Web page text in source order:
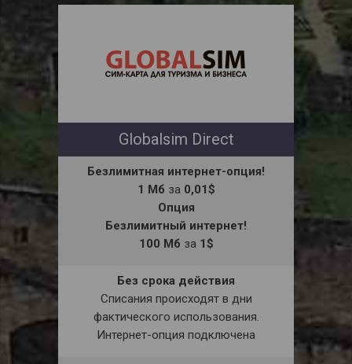
Globalsim Direct
Безлимитная интернет-опция!
1 Мб за0,01$
Опция
Безлимитный интернет!
100 Мб за 1$
Без срока действия
Списания происходят в дни
фактического использования.
Интернет-опция подключена